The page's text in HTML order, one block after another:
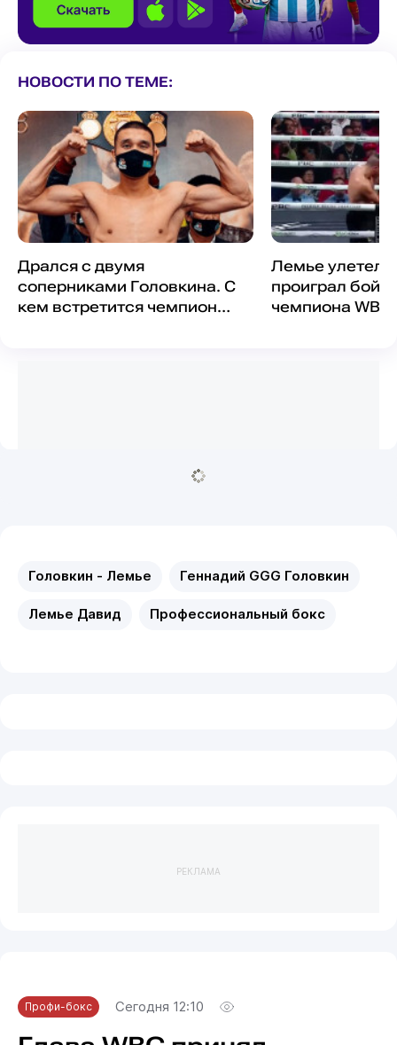
НОВОСТИ ПО ТЕМЕ:
Дрался с двумя
соперниками Головкина. С
кем встретится чемпион
Лемье улетел
проиграл бой
чемпиона WBC
Головкин - Лемье Геннадий GGG Головкин
Лемье Давид Профессиональный бокс
РЕКЛАМА
Профи-бокс Сегодня 12:10